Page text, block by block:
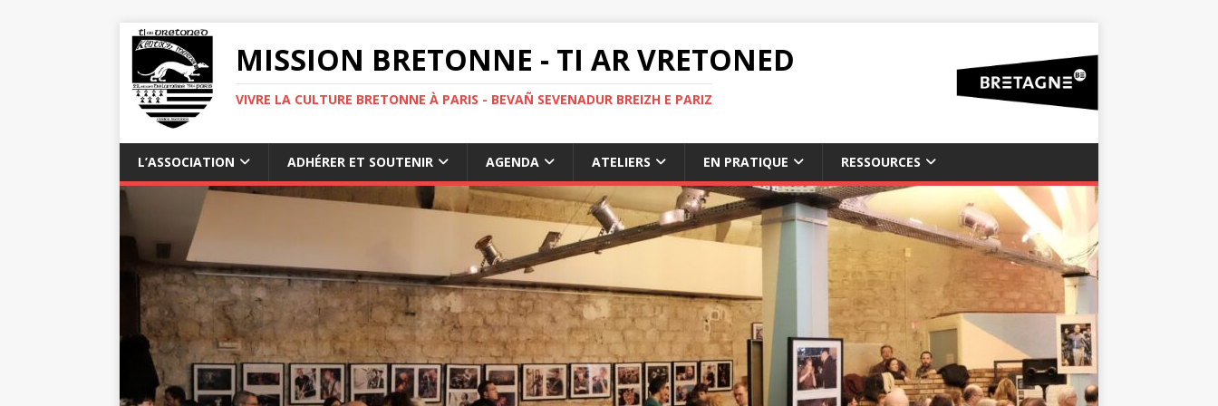
MISSION BRETONNE - TI AR VRETONED
VIVRE LA CULTURE BRETONNE À PARIS - BEVAÑ SEVENADUR BREIZH E PARIZ
L’ASSOCIATION ADHÉRER ET SOUTENIR AGENDA ATELIERS EN PRATIQUE RESSOURCES